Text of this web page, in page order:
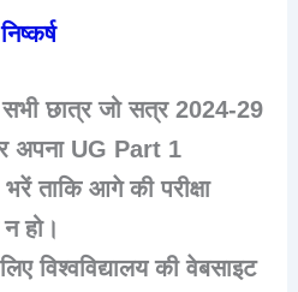
निष्कर्ष
छात्र जो सत्र2024-29
अपना UG Part 1
भरें ताकि आगे की परीक्षा
हो।
विश्वविद्यालय की वेबसाइट